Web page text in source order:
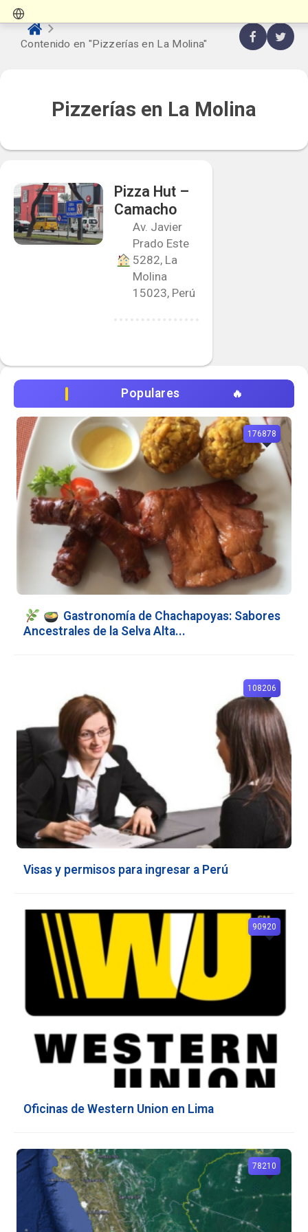
Contenido en "Pizzerías en La Molina"
Pizzerías en La Molina
Pizza Hut –
Camacho
Av. Javier
Prado Este
5282, La
Molina
15023, Perú
Populares
Gastronomía de Chachapoyas: Sabores
Ancestrales de la Selva Alta...
176878
Visas y permisos para ingresar a Perú
108206
Oficinas de Western Union en Lima
90920
78210